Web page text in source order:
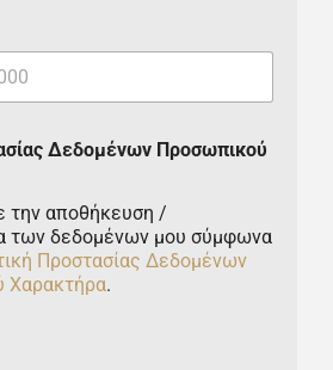
Δεδομένων Προσωπικού
αποθήκευση /
των δεδομένων μου σύμφωνα
Προστασίας Δεδομένων
Χαρακτήρα.